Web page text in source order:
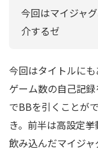
今回はマイジャ
介するゼ
今回はタイトルに
ゲーム数の自己記
でBBを引くことが
き。前半は高設定
飲み込んだマイジャ